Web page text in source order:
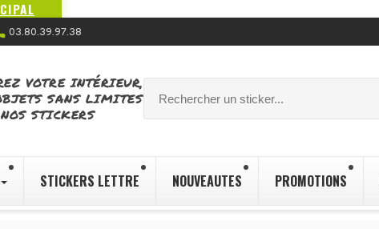
03.80.39.97.38
VOTRE INTÉRIEUR,
SANS LIMITES
STICKERS
STICKERS LETTRE NOUVEAUTES PROMOTIONS